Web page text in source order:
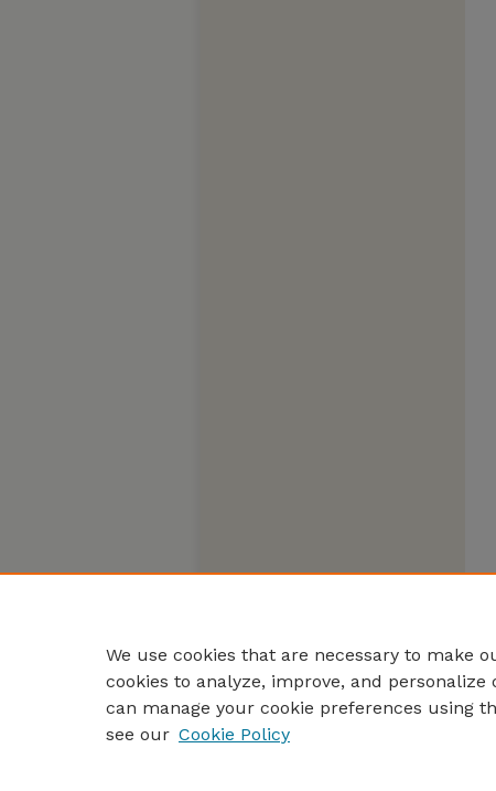
We use cookies that are necessary to make
cookies to analyze, improve, and
can manage your cookie preferences using
see our Cookie Policy